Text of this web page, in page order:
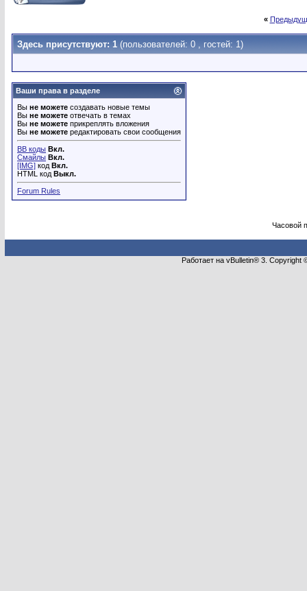
«
Здесь присутствуют: 1 (пользователей: 0 , гостей: 1)
Ваши права в разделе
Вы не можете создавать новые темы
Вы не можете отвечать в темах
Вы не можете прикреплять вложения
Вы не можете редактировать свои сообщения
BB коды Вкл.
Смайлы Вкл.
[IMG] код Вкл.
HTML код Выкл.
Forum Rules
Часовой
Работает на vBulletin® 3.